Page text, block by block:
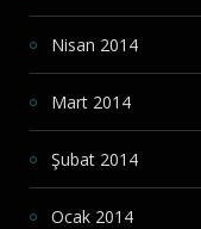
Nisan 2014
Mart 2014
Şubat 2014
Ocak 2014